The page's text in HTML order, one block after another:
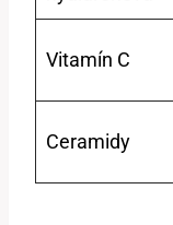
Vitamín C
Ceramidy